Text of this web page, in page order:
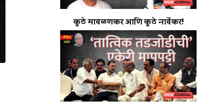
कुठे मावळणकर आणि कुठे नार्वेकर!